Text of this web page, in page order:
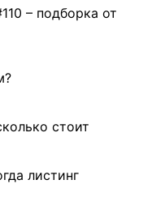
– подборка от
стоит
листинг